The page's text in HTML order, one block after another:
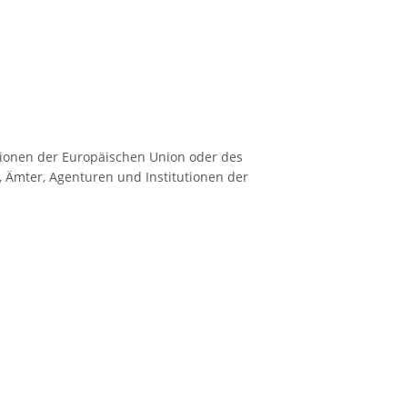
der Europäischen Union oder des
Ämter, Agenturen und Institutionen der